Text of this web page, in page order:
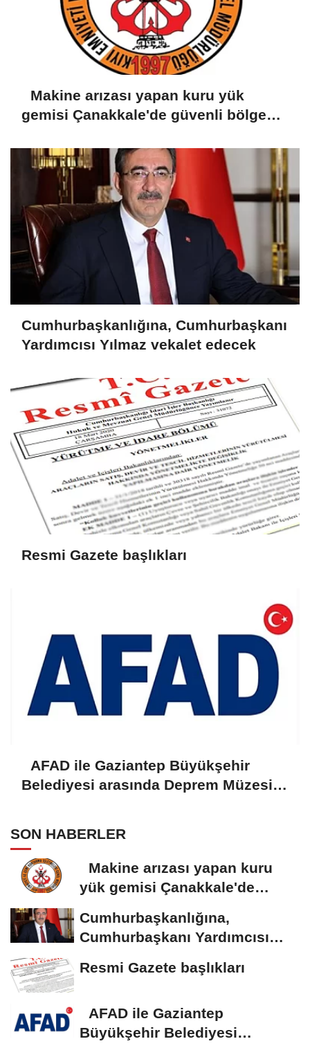
Makine arızası yapan kuru yük
gemisi Çanakkale'de güvenli bölgeye
Cumhurbaşkanlığına, Cumhurbaşkanı
Yardımcısı Yılmaz vekalet edecek
Resmi Gazete başlıkları
AFAD ile Gaziantep Büyükşehir
Belediyesi arasında Deprem Müzesi
SON HABERLER
Makine arızası yapan kuru
yük gemisi Çanakkale'de
Cumhurbaşkanlığına,
Cumhurbaşkanı Yardımcısı
Resmi Gazete başlıkları
AFAD ile Gaziantep
Büyükşehir Belediyesi